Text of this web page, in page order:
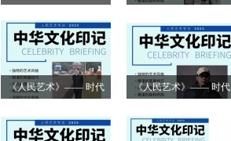
一定要在远方？ 专访莫怀远
《人民艺术》—— 时代
专访卿笃武
《人民艺术》—— 时代
专访张涛